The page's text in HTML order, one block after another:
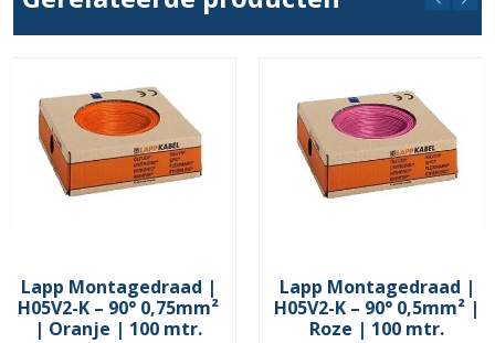
Lapp Montagedraad |
H05V2-K – 90° 0,75mm²
| Oranje | 100 mtr.
Lapp Montagedraad |
H05V2-K – 90° 0,5mm² |
Roze | 100 mtr.